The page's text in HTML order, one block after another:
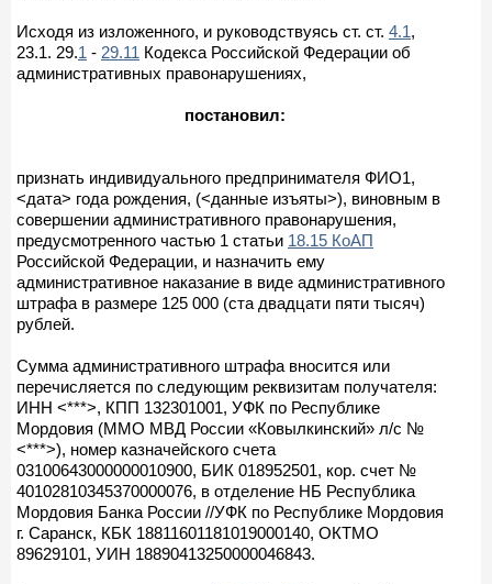
Исходя из изложенного, и руководствуясь ст. ст. 4.1,
23.1. 29.1 - 29.11 Кодекса Российской Федерации об
административных правонарушениях,
постановил:
признать индивидуального предпринимателя ФИО1,
<дата> года рождения, (<данные изъяты>), виновным в
совершении административного правонарушения,
предусмотренного частью 1 статьи 18.15 КоАП
Российской Федерации, и назначить ему
административное наказание в виде административного
штрафа в размере 125 000 (ста двадцати пяти тысяч)
рублей.
Сумма административного штрафа вносится или
перечисляется по следующим реквизитам получателя:
ИНН <***>, КПП 132301001, УФК по Республике
Мордовия (ММО МВД России «Ковылкинский» л/с №
<***>), номер казначейского счета
03100643000000010900, БИК 018952501, кор. счет №
40102810345370000076, в отделение НБ Республика
Мордовия Банка России //УФК по Республике Мордовия
г. Саранск, КБК 18811601181019000140, ОКТМО
89629101, УИН 18890413250000046843.